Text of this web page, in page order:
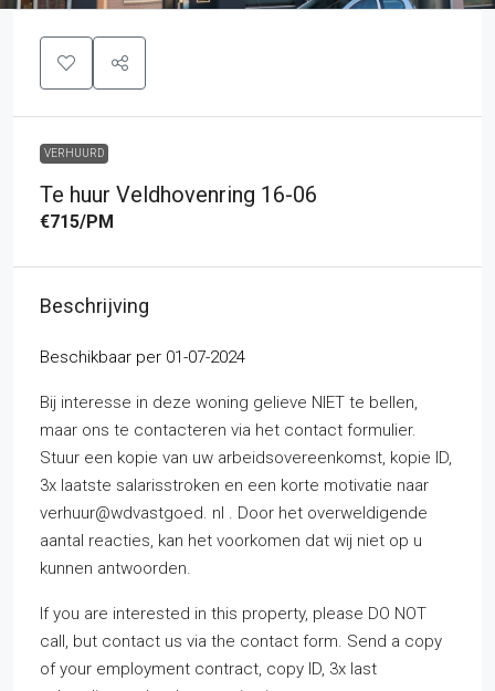
VERHUURD
Te huur Veldhovenring 16-06
€715/PM
Beschrijving
Beschikbaar per 01-07-2024
Bij interesse in deze woning gelieve NIET te bellen,
maar ons te contacteren via het contact formulier.
Stuur een kopie van uw arbeidsovereenkomst, kopie ID,
3x laatste salarisstroken en een korte motivatie naar
verhuur@wdvastgoed. nl . Door het overweldigende
aantal reacties, kan het voorkomen dat wij niet op u
kunnen antwoorden.
If you are interested in this property, please DO NOT
call, but contact us via the contact form. Send a copy
of your employment contract, copy ID, 3x last